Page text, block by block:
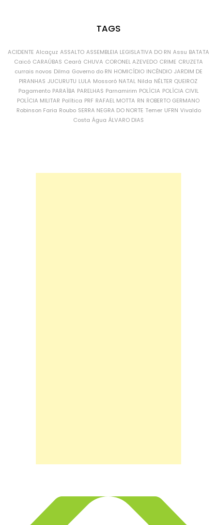
TAGS
ACIDENTE Alcaçuz ASSALTO ASSEMBLEIA LEGISLATIVA DO RN Assu BATATA
Caicó CARAÚBAS Ceará CHUVA CORONEL AZEVEDO CRIME CRUZETA
currais novos Dilma Governo do RN HOMICÍDIO INCÊNDIO JARDIM DE
PIRANHAS JUCURUTU LULA Mossoró NATAL Nilda NÉLTER QUEIROZ
Pagamento PARAÍBA PARELHAS Parnamirim POLÍCIA POLÍCIA CIVIL
POLÍCIA MILITAR Política PRF RAFAEL MOTTA RN ROBERTO GERMANO
Robinson Faria Roubo SERRA NEGRA DO NORTE Temer UFRN Vivaldo
Costa Água ÁLVARO DIAS